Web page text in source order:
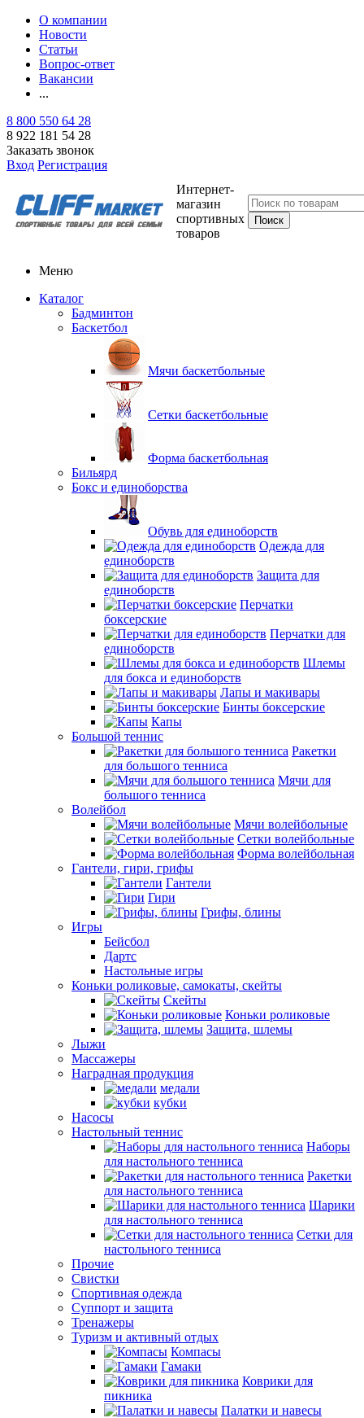
О компании
Новости
Статьи
Вопрос-ответ
Вакансии
...
8 800 550 64 28
8 922 181 54 28
Заказать звонок
Вход Регистрация
Интернет-
магазин
спортивных
товаров
Меню
Каталог
Бадминтон
Баскетбол
Мячи баскетбольные
Сетки баскетбольные
Форма баскетбольная
Бильярд
Бокс и единоборства
Обувь для единоборств
Одежда для
единоборств
Защита для
единоборств
Перчатки
боксерские
Перчатки для
единоборств
Шлемы
для бокса и единоборств
Лапы и макивары
Бинты боксерские
Капы
Большой теннис
Ракетки
для большого тенниса
Мячи для
большого тенниса
Волейбол
Мячи волейбольные
Сетки волейбольные
Форма волейбольная
Гантели, гири, грифы
Гантели
Гири
Грифы, блины
Игры
Бейсбол
Дартс
Настольные игры
Коньки роликовые, самокаты, скейты
Скейты
Коньки роликовые
Защита, шлемы
Лыжи
Массажеры
Наградная продукция
медали
кубки
Насосы
Настольный теннис
Наборы
для настольного тенниса
Ракетки
для настольного тенниса
Шарики
для настольного тенниса
Сетки для
настольного тенниса
Прочие
Свистки
Спортивная одежда
Суппорт и защита
Тренажеры
Туризм и активный отдых
Компасы
Гамаки
Коврики для
пикника
Палатки и навесы